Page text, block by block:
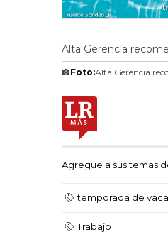
Alta Gerencia
Foto:Alta Gerencia
Agregue a sus temas
temporada de
Trabajo